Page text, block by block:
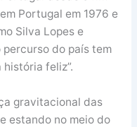
Portugal em 1976 e
Silva Lopes e
do país tem
história feliz”.
gravitacional das
estando no meio do